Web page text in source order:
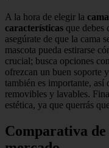
A la hora de elegir la
características que debes
asegúrate de que la cama
mascota pueda estirarse
crucial; busca opciones con
ofrezcan un buen soporte
también es importante, así
removibles y lavables.
estética, ya que querrás
Comparativa de